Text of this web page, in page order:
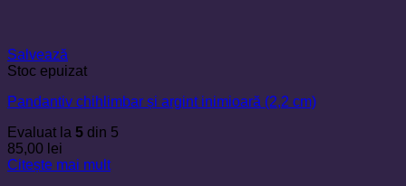
Salvează
Stoc epuizat
Pandantiv chihlimbar și argint inimioară (2,2 cm)
Evaluat la 5 din 5
85,00 lei
Citește mai mult